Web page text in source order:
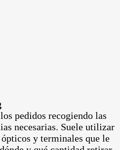
pedidos recogiendo las
necesarias. Suele utilizar
y terminales que le